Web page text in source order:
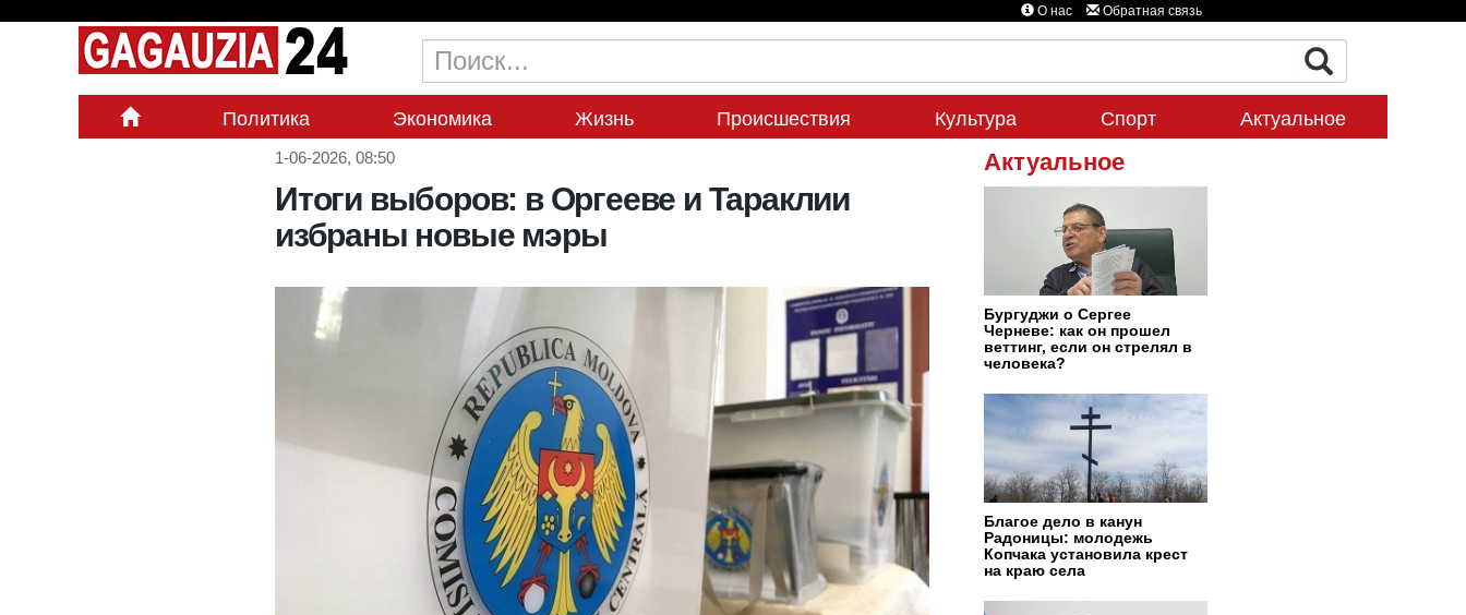
О нас Обратная связь
Политика Экономика Жизнь Происшествия Культура Спорт Актуальное
1-06-2026, 08:50
Итоги выборов: в Оргееве и Тараклии
избраны новые мэры
Актуальное
Бургуджи о Сергее
Черневе: как он прошел
веттинг, если он стрелял в
человека?
Благое дело в канун
Радоницы: молодежь
Копчака установила крест
на краю села